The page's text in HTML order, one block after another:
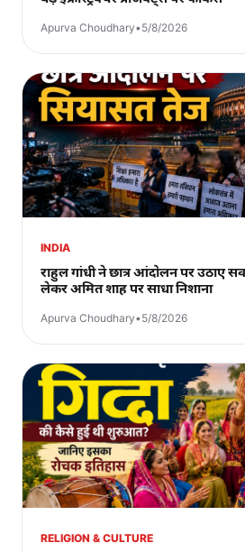
Apurva Choudhary•5/8/2026
INDIA
राहुल गांधी ने छात्र आंदोलन पर उठाए
लेकर अमित शाह पर साधा निशाना
Apurva Choudhary•5/8/2026
RELIGION & CULTURE